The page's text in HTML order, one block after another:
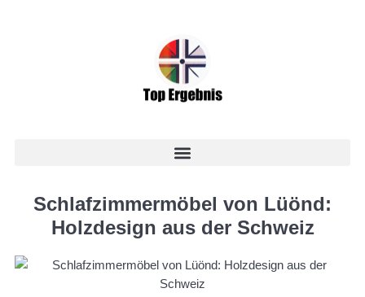
Schlafzimmermöbel von Lüönd:
Holzdesign aus der Schweiz